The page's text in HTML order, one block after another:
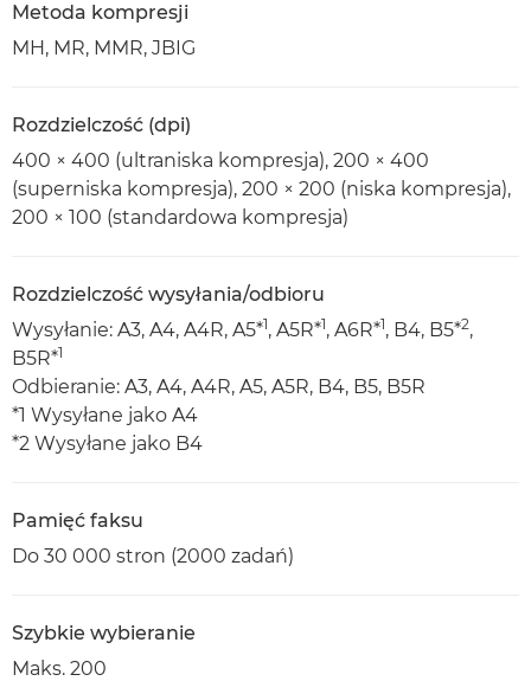
Metoda kompresji
MH, MR, MMR, JBIG
Rozdzielczość (dpi)
400 × 400 (ultraniska kompresja), 200 × 400
(superniska kompresja), 200 × 200 (niska kompresja),
200 × 100 (standardowa kompresja)
Rozdzielczość wysyłania/odbioru
Wysyłanie: A3, A4, A4R, A5*1, A5R*1, A6R*1, B4, B5*2,
B5R*1
Odbieranie: A3, A4, A4R, A5, A5R, B4, B5, B5R
*1 Wysyłane jako A4
*2 Wysyłane jako B4
Pamięć faksu
Do 30 000 stron (2000 zadań)
Szybkie wybieranie
Maks. 200